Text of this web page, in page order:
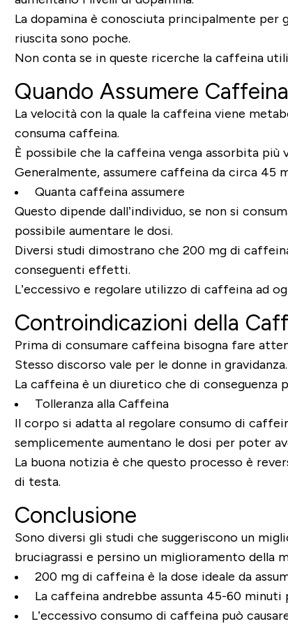
La dopamina è conosciuta principalmente
riuscita sono poche.
Non conta se in queste ricerche la caffeina
Quando Assumere
La velocità con la quale la caffeina viene
consuma caffeina.
È possibile che la caffeina venga assorbita
Generalmente, assumere caffeina da circa 45
Quanta caffeina assumere
Questo dipende dall’individuo, se non si
possibile aumentare le dosi.
Diversi studi dimostrano che 200 mg di
conseguenti effetti.
L’eccessivo e regolare utilizzo di caffeina ad
Controindicazioni della
Prima di consumare caffeina bisogna fare
Stesso discorso vale per le donne in
La caffeina è un diuretico che di conseguenza
Tolleranza alla Caffeina
Il corpo si adatta al regolare consumo di
semplicemente aumentano le dosi per poter
La buona notizia è che questo processo è
di testa.
Conclusione
Sono diversi gli studi che suggeriscono un
bruciagrassi e persino un miglioramento della
200 mg di caffeina è la dose ideale da
La caffeina andrebbe assunta 45-60
L’eccessivo consumo di caffeina può